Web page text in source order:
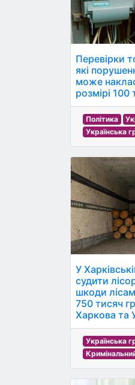
Перевірки
які
може
розмірі 100
Політика
Українська
У
судити
шкоди
750 тисяч
Харкова та
Українська